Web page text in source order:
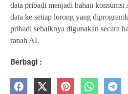
data pribadi menjadi bahan
data ke setiap lorong yang
pribadi sebaiknya digunakan secara
ranah AI.
Berbagi :